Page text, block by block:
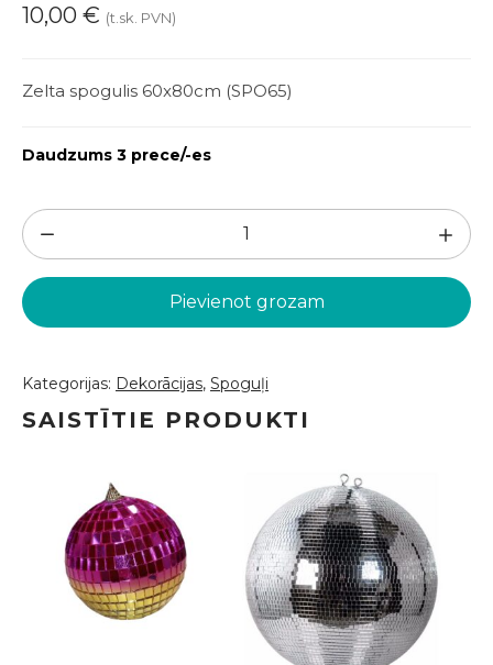
10,00 € (t.sk. PVN)
Zelta spogulis 60x80cm (SPO65)
Daudzums 3 prece/-es
Zelta
spogulis
60x80cm
(SPO65)
Pievienot grozam
Kategorijas: Dekorācijas, Spoguļi
SAISTĪTIE PRODUKTI